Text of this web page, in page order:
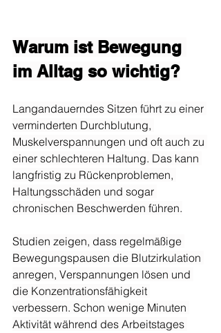
Warum ist Bewegung
im Alltag so wichtig?
Langandauerndes Sitzen führt zu einer
verminderten Durchblutung,
Muskelverspannungen und oft auch zu
einer schlechteren Haltung. Das kann
langfristig zu Rückenproblemen,
Haltungsschäden und sogar
chronischen Beschwerden führen.
Studien zeigen, dass regelmäßige
Bewegungspausen die Blutzirkulation
anregen, Verspannungen lösen und
die Konzentrationsfähigkeit
verbessern. Schon wenige Minuten
Aktivität während des Arbeitstages